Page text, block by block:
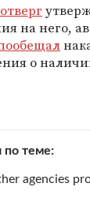
отверг
на него,
о
теме
agencies